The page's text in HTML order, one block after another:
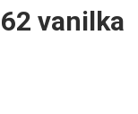
vanilka